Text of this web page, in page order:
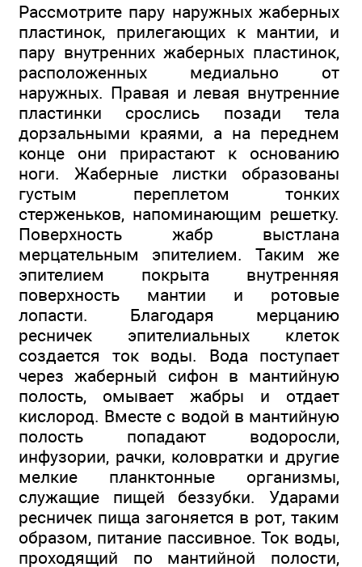
Рассмотрите пару наружных жаберных
пластинок, прилегающих к мантии, и
пару внутренних жаберных пластинок,
расположенных медиально от
наружных. Правая и левая внутренние
пластинки срослись позади тела
дорзальными краями, а на переднем
конце они прирастают к основанию
ноги. Жаберные листки образованы
густым переплетом тонких
стерженьков, напоминающим решетку.
Поверхность жабр выстлана
мерцательным эпителием. Таким же
эпителием покрыта внутренняя
поверхность мантии и ротовые
лопасти. Благодаря мерцанию
ресничек эпителиальных клеток
создается ток воды. Вода поступает
через жаберный сифон в мантийную
полость, омывает жабры и отдает
кислород. Вместе с водой в мантийную
полость попадают водоросли,
инфузории, рачки, коловратки и другие
мелкие планктонные организмы,
служащие пищей беззубки. Ударами
ресничек пища загоняется в рот, таким
образом, питание пассивное. Ток воды,
проходящий по мантийной полости,